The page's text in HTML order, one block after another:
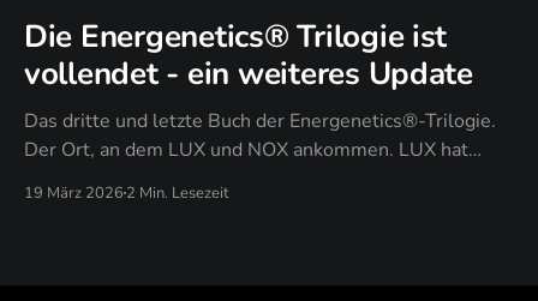
Die Energenetics® Trilogie ist
vollendet - ein weiteres Update
Das dritte und letzte Buch der Energenetics®-Trilogie.
Der Ort, an dem LUX und NOX ankommen. LUX hat
19 März 2026 2 Min. Lesezeit